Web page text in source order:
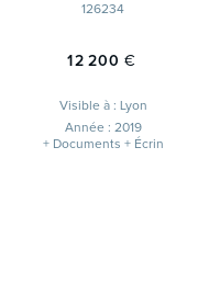
126234
12 200 €
Visible à : Lyon
Année : 2019
+ Documents + Écrin